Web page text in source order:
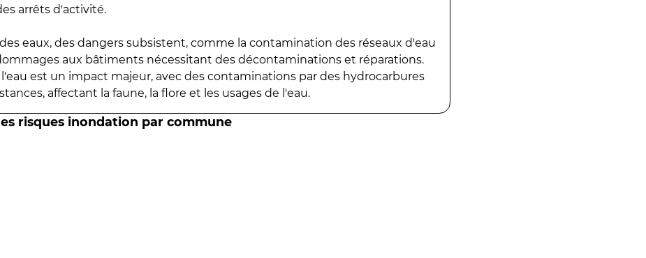
arrêts d'activité.
eaux, des dangers subsistent, comme la contamination des réseaux d'eau
aux bâtiments nécessitant des décontaminations et réparations.
est un impact majeur, avec des contaminations par des hydrocarbures
affectant la faune, la flore et les usages de l'eau.
risques inondation par commune